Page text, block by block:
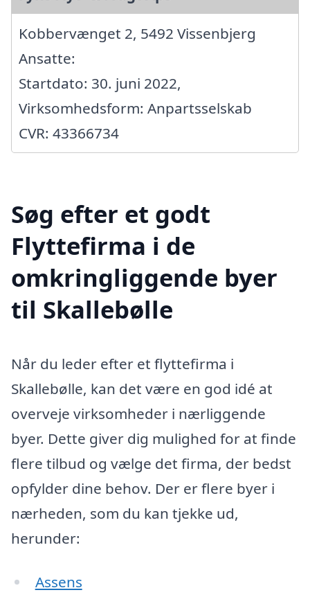
Kobbervænget 2, 5492 Vissenbjerg
Ansatte:
Startdato: 30. juni 2022,
Virksomhedsform: Anpartsselskab
CVR: 43366734
Søg efter et godt
Flyttefirma i de
omkringliggende byer
til Skallebølle
Når du leder efter et flyttefirma i
Skallebølle, kan det være en god idé at
overveje virksomheder i nærliggende
byer. Dette giver dig mulighed for at finde
flere tilbud og vælge det firma, der bedst
opfylder dine behov. Der er flere byer i
nærheden, som du kan tjekke ud,
herunder:
Assens